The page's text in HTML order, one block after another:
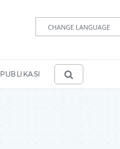
CHANGE LANGUAGE
PUBLIKASI